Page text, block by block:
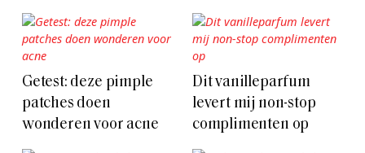
Getest: deze pimple
patches doen
wonderen voor acne
Dit vanilleparfum
levert mij non-stop
complimenten op